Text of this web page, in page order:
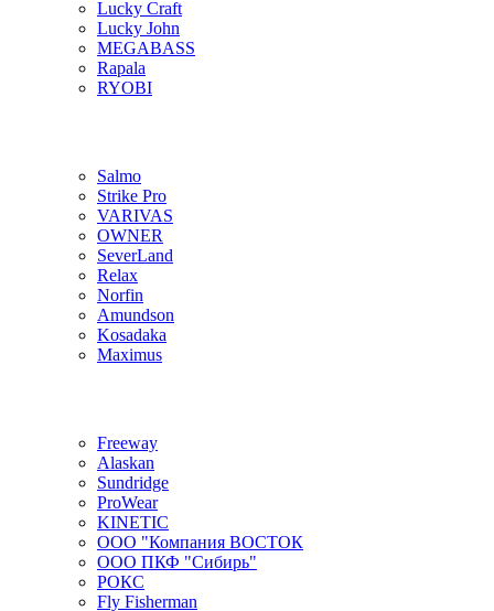
Lucky Craft
Lucky John
MEGABASS
Rapala
RYOBI
Salmo
Strike Pro
VARIVAS
OWNER
SeverLand
Relax
Norfin
Amundson
Kosadaka
Maximus
Freeway
Alaskan
Sundridge
ProWear
KINETIC
ООО "Компания ВОСТОК
ООО ПКФ "Сибирь"
РОКС
Fly Fisherman